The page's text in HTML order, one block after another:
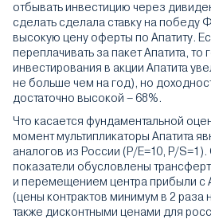
отбывать инвестицию через
сделать сделала ставку на победу
высокую цену оферты по Апатиту.
переплачивать за пакет Апатита, то
инвестирования в акции Апатита
не больше чем на год), но
достаточно высокой – 68%.
Что касается фундаментальной
момент мультипликаторы Апатита
аналогов из России (Р/Е=10, Р/
показатели обусловлены
и перемещением центра прибыли с
(цены контрактов минимум в 2 раза
также дисконтными ценами для